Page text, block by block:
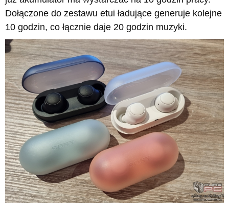
Dołączone do zestawu etui ładujące generuje kolejne
10 godzin, co łącznie daje 20 godzin muzyki.